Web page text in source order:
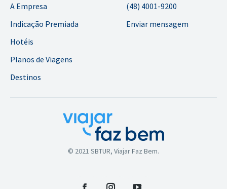
A Empresa
Indicação Premiada
Hotéis
Planos de Viagens
Destinos
(48) 4001-9200
Enviar mensagem
© 2021 SBTUR, Viajar Faz Bem.